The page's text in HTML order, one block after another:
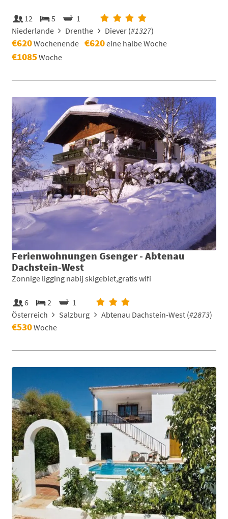
12 5
1
Niederlande
Drenthe Diever (#1327)
€620Wochenende €620eine halbe Woche
€1085Woche
Ferienwohnungen Gsenger - Abtenau
Dachstein-West
Zonnige ligging nabij skigebiet,gratis wifi
6 2
1
Österreich
Salzburg Abtenau Dachstein-West (#2873)
€530Woche